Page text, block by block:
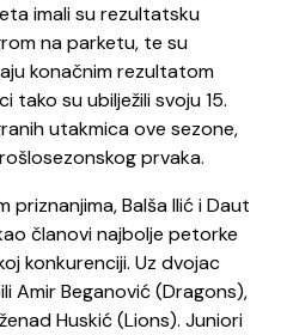
imali su rezultatsku
na parketu, te su
konačnim rezultatom
su ubilježili svoju 15.
utakmica ove sezone,
prvaka.
priznanjima, Balša Ilić i Daut
članovi najbolje petorke
konkurenciji. Uz dvojac
Amir Beganović (Dragons),
Huskić (Lions). Juniori